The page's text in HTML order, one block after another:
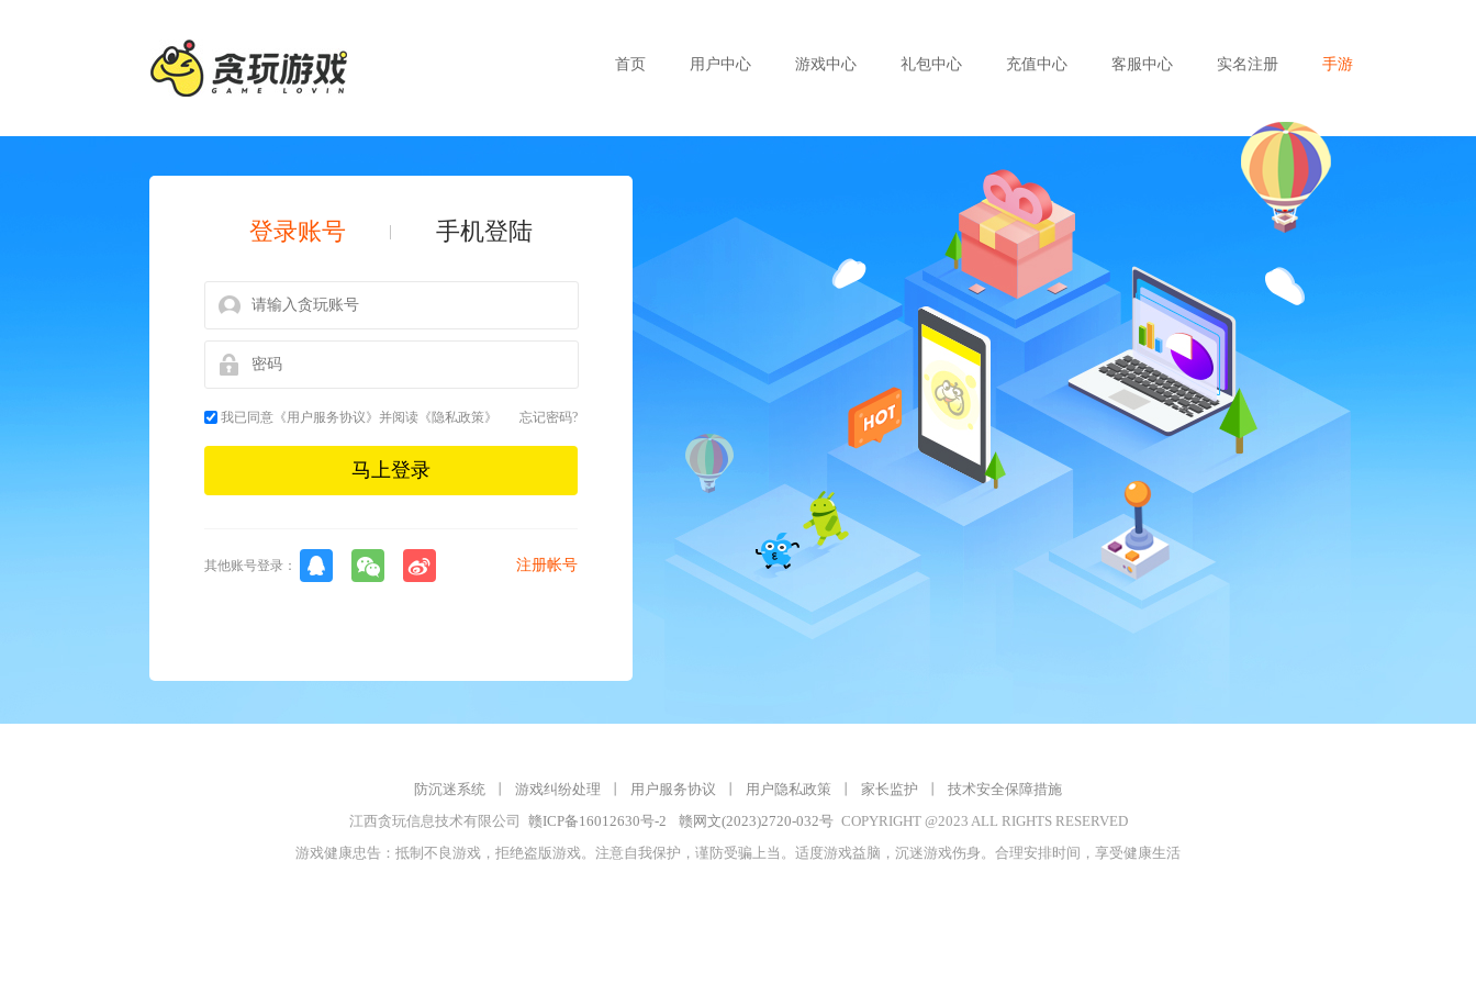
首页 用户中心 游戏中心 礼包中心 充值中心 客服中心 实名注册 手游
登录账号 手机登陆
我已同意 《用户服务协议》 并阅读 《隐私政策》 忘记密码?
马上登录
其他账号登录： 注册帐号
防沉迷系统 游戏纠纷处理 用户服务协议 用户隐私政策 家长监护
技术安全保障措施
江西贪玩信息技术有限公司
赣ICP备16012630号-2 赣网文(2023)2720-032号 COPYRIGHT @2023 ALL RIGHTS RESERVED
游戏健康忠告：抵制不良游戏，拒绝盗版游戏。注意自我保护，谨防受骗上当。适度游戏益脑，沉迷游戏伤身。合理安排时间，享受健康生活